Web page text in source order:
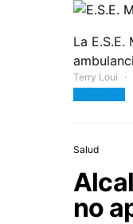
La
Terry Loui
Salud
no